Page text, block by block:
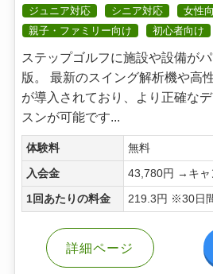
ジュニア対応
シニア対応
女性
親子・ファミリー向け
初心者向け
ステップゴルフに施設や設備が
版。 最新のスイング解析機や高
が導入されており、より正確な
スンが可能です...
体験料 無料
入会金 43,780円 →キャ
1回あたりの料金 219.3円 ※30日
詳細ページ